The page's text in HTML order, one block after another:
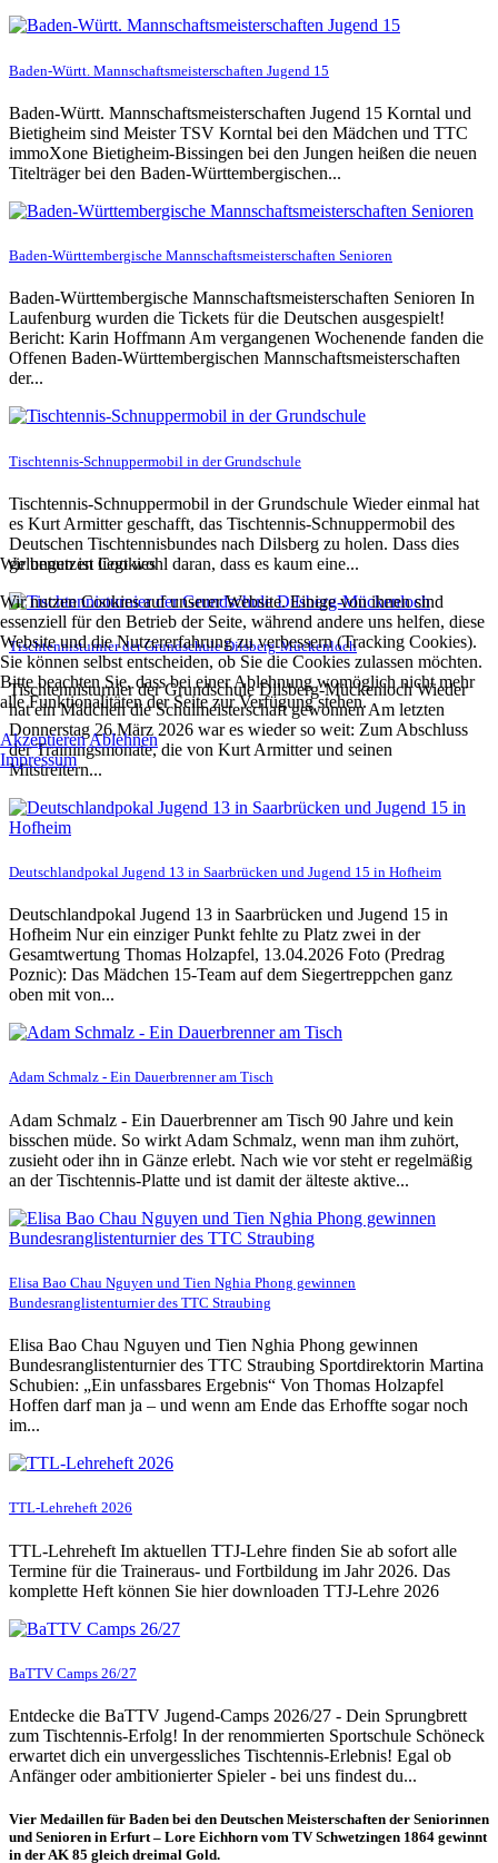
Baden-Württ. Mannschaftsmeisterschaften Jugend 15
Baden-Württ. Mannschaftsmeisterschaften Jugend 15 Korntal und
Bietigheim sind Meister TSV Korntal bei den Mädchen und TTC
immoXone Bietigheim-Bissingen bei den Jungen heißen die neuen
Titelträger bei den Baden-Württembergischen...
Baden-Württembergische Mannschaftsmeisterschaften Senioren
Baden-Württembergische Mannschaftsmeisterschaften Senioren In
Laufenburg wurden die Tickets für die Deutschen ausgespielt!
Bericht: Karin Hoffmann Am vergangenen Wochenende fanden die
Offenen Baden-Württembergischen Mannschaftsmeisterschaften
der...
Tischtennis-Schnuppermobil in der Grundschule
Tischtennis-Schnuppermobil in der Grundschule Wieder einmal hat
es Kurt Armitter geschafft, das Tischtennis-Schnuppermobil des
Deutschen Tischtennisbundes nach Dilsberg zu holen. Dass dies
gelungen ist liegt wohl daran, dass es kaum eine...
Tischtennisturnier der Grundschule Dilsberg-Mückenloch
Tischtennisturnier der Grundschule Dilsberg-Mückenloch Wieder
hat ein Mädchen die Schulmeisterschaft gewonnen Am letzten
Donnerstag 26.März 2026 war es wieder so weit: Zum Abschluss
der Trainingsmonate, die von Kurt Armitter und seinen
Mitstreitern...
Deutschlandpokal Jugend 13 in Saarbrücken und Jugend 15 in Hofheim
Deutschlandpokal Jugend 13 in Saarbrücken und Jugend 15 in
Hofheim Nur ein einziger Punkt fehlte zu Platz zwei in der
Gesamtwertung Thomas Holzapfel, 13.04.2026 Foto (Predrag
Poznic): Das Mädchen 15-Team auf dem Siegertreppchen ganz
oben mit von...
Adam Schmalz - Ein Dauerbrenner am Tisch
Adam Schmalz - Ein Dauerbrenner am Tisch 90 Jahre und kein
bisschen müde. So wirkt Adam Schmalz, wenn man ihm zuhört,
zusieht oder ihn in Gänze erlebt. Nach wie vor steht er regelmäßig
an der Tischtennis-Platte und ist damit der älteste aktive...
Elisa Bao Chau Nguyen und Tien Nghia Phong gewinnen
Bundesranglistenturnier des TTC Straubing
Elisa Bao Chau Nguyen und Tien Nghia Phong gewinnen
Bundesranglistenturnier des TTC Straubing Sportdirektorin Martina
Schubien: „Ein unfassbares Ergebnis“ Von Thomas Holzapfel
Hoffen darf man ja – und wenn am Ende das Erhoffte sogar noch
im...
TTL-Lehreheft 2026
TTL-Lehreheft Im aktuellen TTJ-Lehre finden Sie ab sofort alle
Termine für die Traineraus- und Fortbildung im Jahr 2026. Das
komplette Heft können Sie hier downloaden TTJ-Lehre 2026
BaTTV Camps 26/27
Entdecke die BaTTV Jugend-Camps 2026/27 - Dein Sprungbrett
zum Tischtennis-Erfolg! In der renommierten Sportschule Schöneck
erwartet dich ein unvergessliches Tischtennis-Erlebnis! Egal ob
Anfänger oder ambitionierter Spieler - bei uns findest du...
Vier Medaillen für Baden bei den Deutschen Meisterschaften der Seniorinnen
und Senioren in Erfurt – Lore Eichhorn vom TV Schwetzingen 1864 gewinnt
in der AK 85 gleich dreimal Gold.
Wir benutzen Cookies
Wir nutzen Cookies auf unserer Website. Einige von ihnen sind
essenziell für den Betrieb der Seite, während andere uns helfen, diese
Website und die Nutzererfahrung zu verbessern (Tracking Cookies).
Sie können selbst entscheiden, ob Sie die Cookies zulassen möchten.
Bitte beachten Sie, dass bei einer Ablehnung womöglich nicht mehr
alle Funktionalitäten der Seite zur Verfügung stehen.
AkzeptierenAblehnen
Impressum